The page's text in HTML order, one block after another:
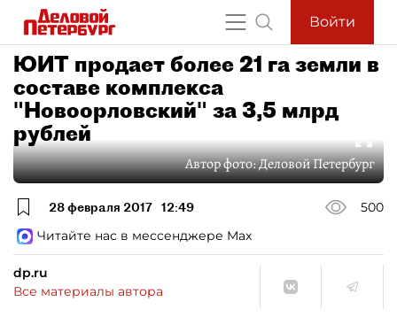
Войти
ЮИТ продает более 21 га земли в
составе комплекса
"Новоорловский" за 3,5 млрд
рублей
Автор фото:Деловой Петербург
28 февраля 2017 12:49
500
Читайте нас в мессенджере Max
dp.ru
Все материалы автора